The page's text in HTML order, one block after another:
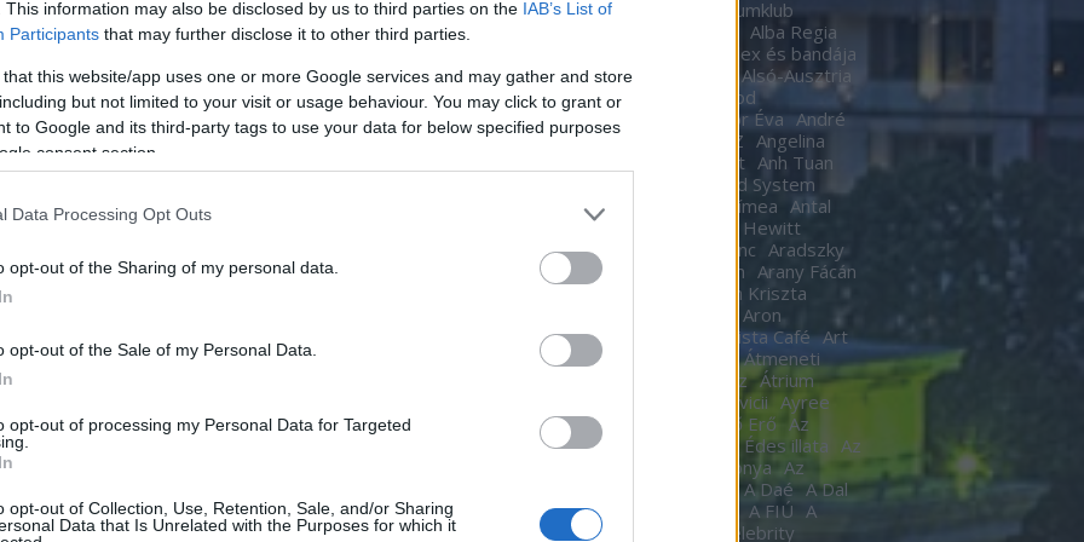
This information may also be disclosed by us to third parties on the IAB’s List of
Participants that may further disclose it to other third parties.
that this website/app uses one or more Google services and may gather and store
but not limited to your visit or usage behaviour. You may click to grant or
to Google and its third-party tags to use your data for below specified purposes
consent section.
Data Processing Opt Outs
opt-out of the Sharing of my personal data.
opt-out of the Sale of my Personal Data.
opt-out of processing my Personal Data for Targeted
opt-out of Collection, Use, Retention, Sale, and/or Sharing
Data that Is Unrelated with the Purposes for which it
a koncert helyszínén is!
projekt:
Művészetek
TÓL ÚJRA
GYERTEK ÁT
KLUBON
Pure Ákos Akvárium
Akvariumklub
Alba Regia
Alex és bandája
Alföldi Róbert Almási Csaba
Alsó-Ausztria
Amadinda Áman Attila
Amigod
Anaheimben Anastacia Andor Éva André
Le Notre Andy Barlow ANEZ Angelina
Anger Zsolt Anh Tuan
Anima Sound System
Anna Kendrick
Antal Tímea Antal
Anthony van Laast
Aon Hewitt
Apropó szerelem
Aradi Ferenc Aradszky
László
Aranyélet Aranyszem Arany Fácán
Argyelán Kriszta
Aron
Pálmarsson
ARTista Café Art
Attack aste. Sound. Danube.
Átmeneti
Átrium Film-Színház Átrium
avicii Ayree
Claudia Az angyal Az ébredő Erő Az
éjszakám a nappalod
Az élet Édes illata Az
Az Év Háziasszonya Az
A Daé A Dal
A DAL A férjem védelmében A FIÚ A
Focus
A fogoly
A Gozsdu Celebrity